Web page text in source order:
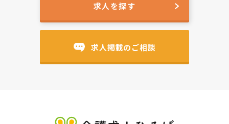
求人を探す
求人掲載のご相談